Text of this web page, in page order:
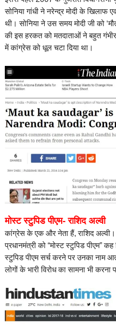
सोनिया गांधी ने नरेन्द्र मोदी के खिलाफ
थी। सोनिया ने उस समय मोदी जी को
की इस हरकत को मतदाताओं ने बहुत
में कांग्रेस को धूल चटा दिया था।
मोस्ट स्टुपिड पीएम- राशिद अल्वी
कांग्रेस के एक और नेता हैं, राशिद अल्वी।
प्रधानमंत्री को “मोस्ट स्टुपिड पीएम”
स्टुपिड पीएम सर्च करने पर उनका नाम
लोगों के भारी विरोध का सामना भी करना